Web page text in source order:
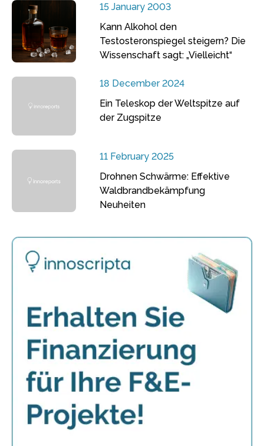
15 January 2003
Kann Alkohol den
Testosteronspiegel steigern? Die
Wissenschaft sagt: „Vielleicht“
18 December 2024
Ein Teleskop der Weltspitze auf
der Zugspitze
11 February 2025
Drohnen Schwärme: Effektive
Waldbrandbekämpfung
Neuheiten